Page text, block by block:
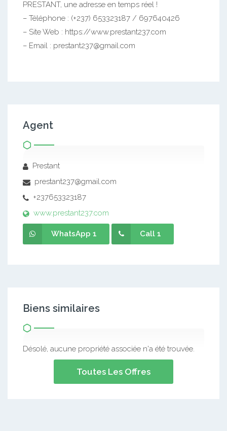
PRESTANT, une adresse en temps réel !
– Téléphone : (+237) 653323187 / 697640426
– Site Web : https://www.prestant237.com
– Email : prestant237@gmail.com
Agent
Prestant
prestant237@gmail.com
+237653323187
www.prestant237.com
WhatsApp 1 Call 1
Biens similaires
Désolé, aucune propriété associée n'a été trouvée.
Toutes Les Offres